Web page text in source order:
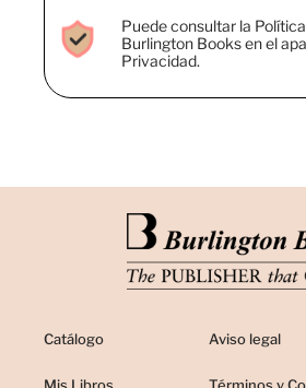
Puede consultar la
Burlington Books en el
Privacidad.
Catálogo Aviso legal